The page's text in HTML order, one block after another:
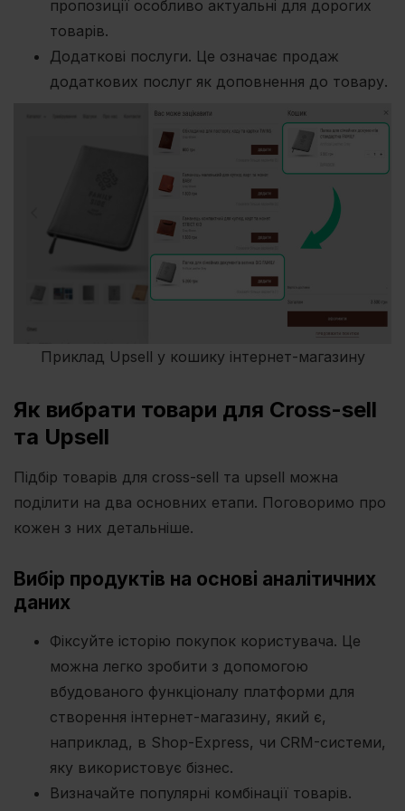
пропозиції особливо актуальні для дорогих
товарів.
Додаткові послуги. Це означає продаж
додаткових послуг як доповнення до товару.
Приклад Upsell у кошику інтернет-магазину
Як вибрати товари для Cross-sell
та Upsell
Підбір товарів для cross-sell та upsell можна
поділити на два основних етапи. Поговоримо про
кожен з них детальніше.
Вибір продуктів на основі аналітичних
даних
Фіксуйте історію покупок користувача. Це
можна легко зробити з допомогою
вбудованого функціоналу платформи для
створення інтернет-магазину, який є,
наприклад, в Shop-Express, чи CRM-системи,
яку використовує бізнес.
Визначайте популярні комбінації товарів.